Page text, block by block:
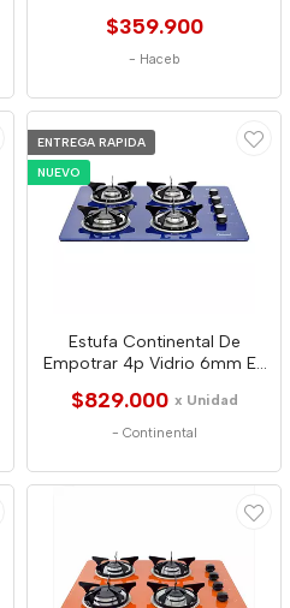
$359.900
- Haceb
ENTREGA RAPIDA
NUEVO
Estufa Continental De
Empotrar 4p Vidrio 6mm Ee
$829.000 x Unidad
- Continental